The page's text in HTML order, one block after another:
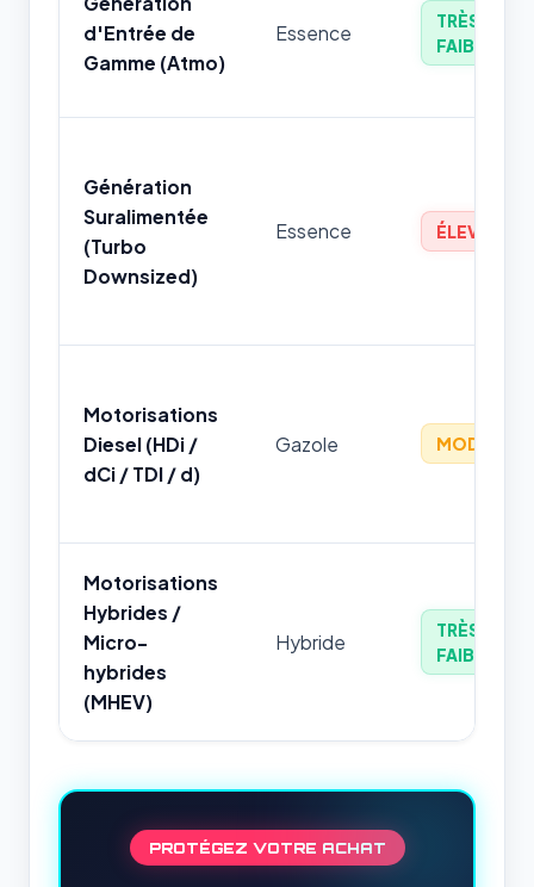
d'Entrée de
Gamme (Atmo)
Essence
TRÈS
FAIBLE
Génération
Suralimentée
(Turbo
Downsized)
Essence ÉLEVÉ
Motorisations
Diesel (HDi /
dCi / TDI / d)
Gazole MODÉRÉ
Motorisations
Hybrides /
Micro-
hybrides
(MHEV)
Hybride
TRÈS
FAIBLE
PROTÉGEZ VOTRE ACHAT